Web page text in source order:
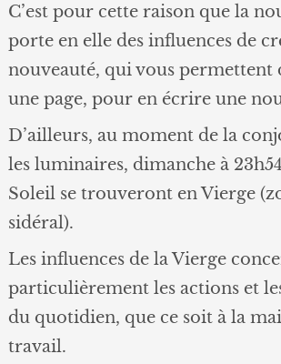
C’est pour cette raison que la
porte en elle des influences de
nouveauté, qui vous permettent
une page, pour en écrire une
D’ailleurs, au moment de la
les luminaires, dimanche à
Soleil se trouveront en Vierge
sidéral).
Les influences de la Vierge
particulièrement les actions et
du quotidien, que ce soit à la
travail.